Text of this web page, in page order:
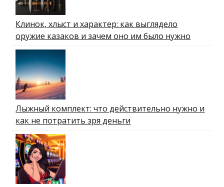
Клинок, хлыст и характер: как выглядело
оружие казаков и зачем оно им было нужно
Лыжный комплект: что действительно нужно и
как не потратить зря деньги